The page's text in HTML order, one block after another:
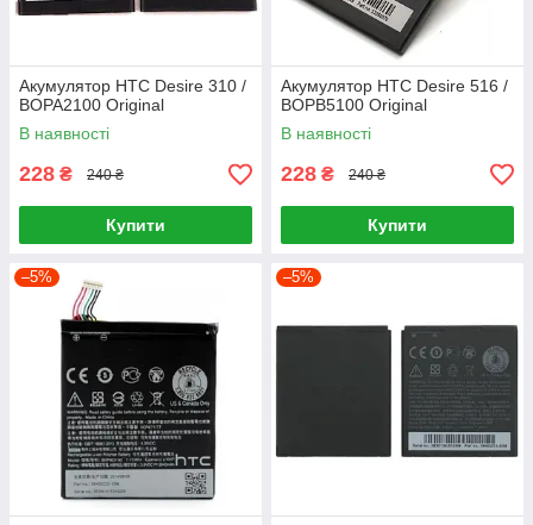
Акумулятор HTC Desire 310 /
BOPA2100 Original
В наявності
228 ₴ 240 ₴
Купити
Акумулятор HTC Desire 516 /
BOPB5100 Original
В наявності
228 ₴ 240 ₴
Купити
–5% –5%